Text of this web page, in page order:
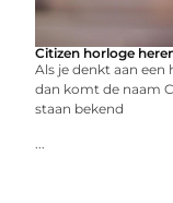
Citizen horloge
Als je denkt aan
dan komt de naam
staan bekend
...